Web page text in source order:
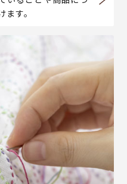
す。